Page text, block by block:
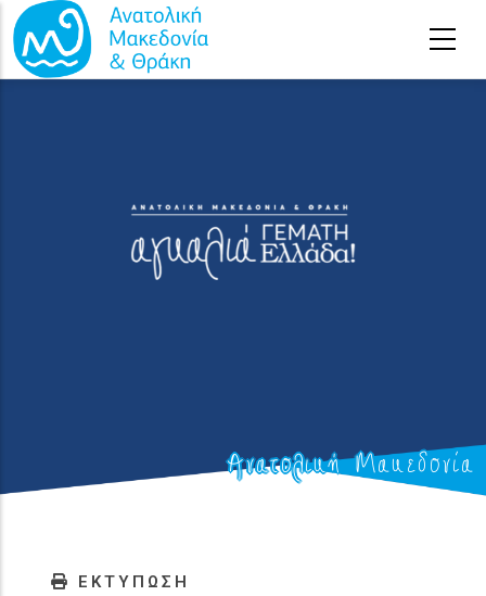
Παράκαμψη προς το κυρίως περιεχόμενο
Ανατολική Μακεδονία
ΕΚΤΥΠΩΣΗ